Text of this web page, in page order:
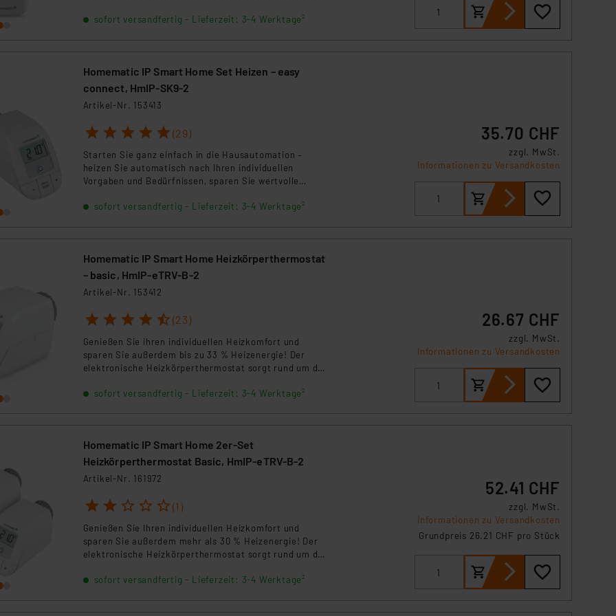
eingestuft wird. So besteht etwa das Risiko, dass US-Behörden personenbezogene
Beurteilung der mit der Datenübermittlung, insbesondere der Art der übermittelten
Privatbereich als auch für öffentliche Bereiche und
sofort versandfertig - Lieferzeit: 3-4 Werktage²
Homematic IP Smart Home Set Heizen – easy
connect, HmIP-SK9-2
Artikel-Nr. 153413
1 2 3 4 5 (29)
Starten Sie ganz einfach in die Hausautomation –
heizen Sie automatisch nach Ihren individuellen
Vorgaben und Bedürfnissen, sparen Sie wertvolle
sofort versandfertig - Lieferzeit: 3-4 Werktage²
35.70 CHF
zzgl. MwSt.
Informationen zu Versandkosten
Homematic IP Smart Home Heizkörperthermostat
– basic, HmIP-eTRV-B-2
Artikel-Nr. 153412
1 2 3 4 5 (23)
Genießen Sie ihren individuellen Heizkomfort und
sparen Sie außerdem bis zu 33 % Heizenergie! Der
elektronische Heizkörperthermostat sorgt rund um die
sofort versandfertig - Lieferzeit: 3-4 Werktage²
26.67 CHF
zzgl. MwSt.
Informationen zu Versandkosten
Homematic IP Smart Home 2er-Set
Heizkörperthermostat Basic, HmIP-eTRV-B-2
Artikel-Nr. 161972
1 2 3 4 5 (1)
Genießen Sie Ihren individuellen Heizkomfort und
sparen Sie außerdem mehr als 30 % Heizenergie! Der
elektronische Heizkörperthermostat sorgt rund um die
Wunschtemperatur.Hinweis: Max. Bestellmenge von 10
sofort versandfertig - Lieferzeit: 3-4 Werktage²
52.41 CHF
zzgl. MwSt.
Informationen zu Versandkosten
Grundpreis 26.21 CHF pro Stück